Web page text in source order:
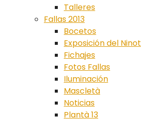
Talleres
Fallas 2013
Bocetos
Exposición del Ninot
Fichajes
Fotos Fallas
Iluminación
Mascletà
Noticias
Plantà 13